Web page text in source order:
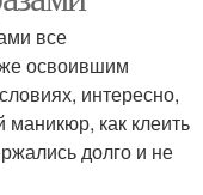
все
освоившим
интересно,
как клеить
долго и не